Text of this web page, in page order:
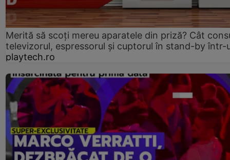
Merită să scoți mereu aparatele din priză? Cât
televizorul, espressorul și cuptorul în stand-by într-
playtech.ro